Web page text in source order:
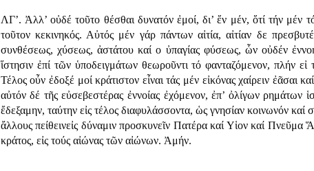
ΛΓ’. Ἀλλ’ οὐδέ τοῦτο θέσθαι δυνατόν ἐμοί, δι’ ἕν μέν, ὅτί τήν
τοῦτον κεκινηκός. Αὐτός μέν γάρ πάντων αἰτία, αἰτίαν δε
συνθέσεως, χύσεως, ἀστάτου καί ο ὐπαγίας φύσεως, ὧν οὐδέν
ἵστησιν ἐπί τῶν ὑποδειγμάτων θεωροῦντι τό φανταζόμενον, πλήν
Τέλος οὖν ἐδοξέ μοί κράτιστον εἶναι τάς μέν εἰκόνας χαίρειν ἐᾶσαι
αὐτόν δέ τῆς εὐσεβεστέρας ἐννοίας ἐχόμενον, ἐπ’ ὀλίγων
ἔδεξαμην, ταύτην εἰς τέλος διαφυλάσσοντα, ὡς γνησίαν κοινωνόν καί
ἄλλους πείθεινεἰς δύναμιν προσκυνεῖν Πατέρα καί Υἱον καί Πνεῦμα
κράτος, εἰς τούς αἰώνας τῶν αἰώνων. Ἀμήν.